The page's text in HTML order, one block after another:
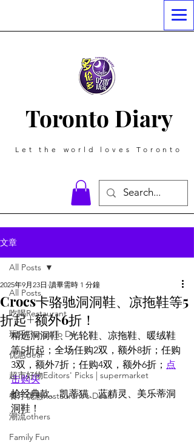
Toronto Diary
Let the world loves Toronto
文章
All Posts
吃喝Restaurant
玩乐Things To Do
优惠deal
超市好物Editors' Picks | supermarket
餐厅优惠Restaurant's Deals
潮流others
Family Fun
All Posts
Crocs卡骆驰洞洞鞋、凉拖鞋等5
折起+额外6折！
2025年9月23日 讀畢需時 1 分鐘
精选洞洞鞋、光轮鞋、凉拖鞋、暖绒鞋
等5折起；全场任购2双，额外8折；任购
3双，额外7折；任购4双，额外6折； 点
击购买
抢经典款、凯蒂猫、蓝精灵、美乐蒂洞
洞鞋！